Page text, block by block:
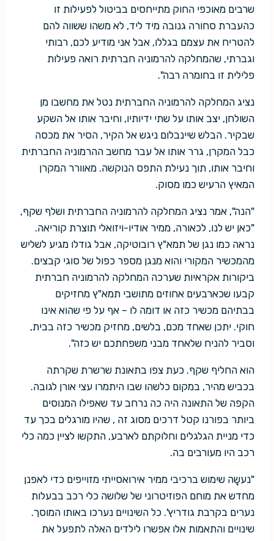
שרבים מאוכפי החוק מתייחסים בביטול לפעילות זו
כהעברת סחורה גנובה מיד ליד, לא משהו ששווה להם
להטריח את עצמם בגללו, אבל אני מודיע לכם, רבותי
וגברתי, שהמחלקה להרמוניה חברתית רואה פעילות
פלילית זו בחומרה רבה".
נציג המחלקה להרמוניה החברתית נטל את מחשבו מן
השולחן, יצב אותו על שתי ידיותיו, וחיבר אותו אל השקע
שבקיר. הבלש שיינבלום ניגש אל הקיר, הסיר את מכסה
כבל המקרן, גרר אותו אל עבר מחשב ההרמוניה החברתית
וחיבר אותו, תוך נעילת התפס הנוקשה. מאוורר המקרן
המאיץ הרעיש כמו מסוק.
"הנה", אמר נציג המחלקה להרמוניה החברתית ושלף שקף,
"כאן יש לנו, לכאורה, ממיר אודיו-ויזואלי תוצרת קוריאה.
נראה כמו נגן של תמא"ץ רובוטיקה, אבל גודלו מגיע לשליש
מהמכשיר המקורי והוא מנגן מספר כפול של סוגי קבצים.
ביקורות אקראיות שערכה המחלקה להרמוניה חברתית
קבעו שכארבעים אחוזים מתושבי תמא"ץ מחזיקים
בבתיהם מכשיר כזה או דומה לו – אף על פי שהוא אינו
חוקי. יתכן שאחד מכם, בלשים, מחזיק מכשיר כזה בבית,
וסביר להניח שלאחד מבני משפחתכם יש כזה".
הוא החליף שקף. כעת צפו בתאונת שרשרת שקרתה
בכביש מהיר, במקום כלשהו שבו היתמרו עצי אורן לגובה.
הקפה של התאונה היה כה נרחב עד שאפילו המנוסים
ביותר בפורנו קטל דרכים מסוג זה , שהיו מורגלים בכך עד
כדי מניית הגלגלים וחלוקתם לארבע, התקשו לציין כמה כלי
רכב היו מעורבים בה.
"נעשָה שימוש ברכיבי ממיר אירואסייתי מזוייפים כדי לאפנן
מחדש את מוחם הפוזיטרוני של שלושה כלי רכב בבעלות
נערים בקרבת גודריץ'. כל השינויים נערכו באותו המוסך.
שינויים והתאמות אלו אפשרו לילדים האלה לתפעל את